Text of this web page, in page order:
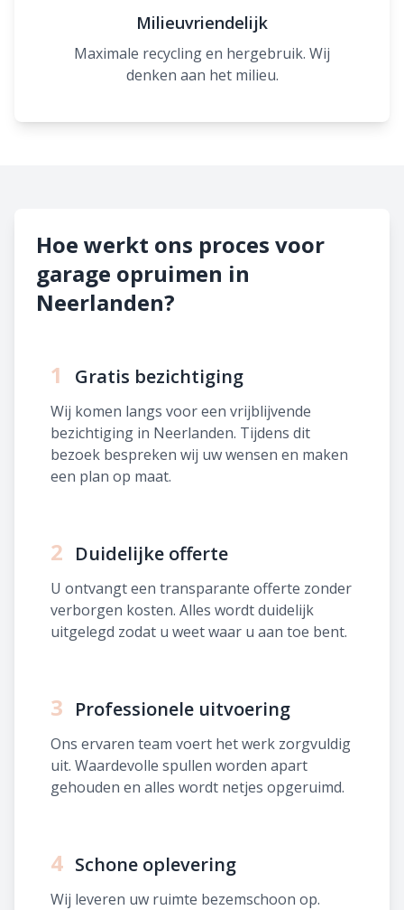
Milieuvriendelijk
Maximale recycling en hergebruik. Wij
denken aan het milieu.
Hoe werkt ons proces voor
garage opruimen in
Neerlanden?
1 Gratis bezichtiging
Wij komen langs voor een vrijblijvende
bezichtiging in Neerlanden. Tijdens dit
bezoek bespreken wij uw wensen en maken
een plan op maat.
2 Duidelijke offerte
U ontvangt een transparante offerte zonder
verborgen kosten. Alles wordt duidelijk
uitgelegd zodat u weet waar u aan toe bent.
3 Professionele uitvoering
Ons ervaren team voert het werk zorgvuldig
uit. Waardevolle spullen worden apart
gehouden en alles wordt netjes opgeruimd.
4 Schone oplevering
Wij leveren uw ruimte bezemschoon op.